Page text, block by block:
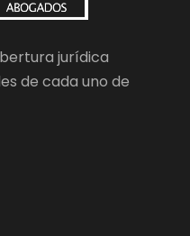
jurídica
de cada uno de